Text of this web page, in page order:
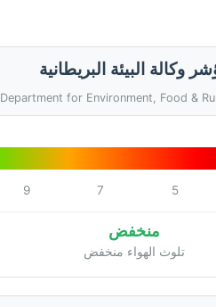
وكالة البيئة البريطانية
Department for Environment, Food &
5
7
9
منخفض
تلوث الهواء منخفض